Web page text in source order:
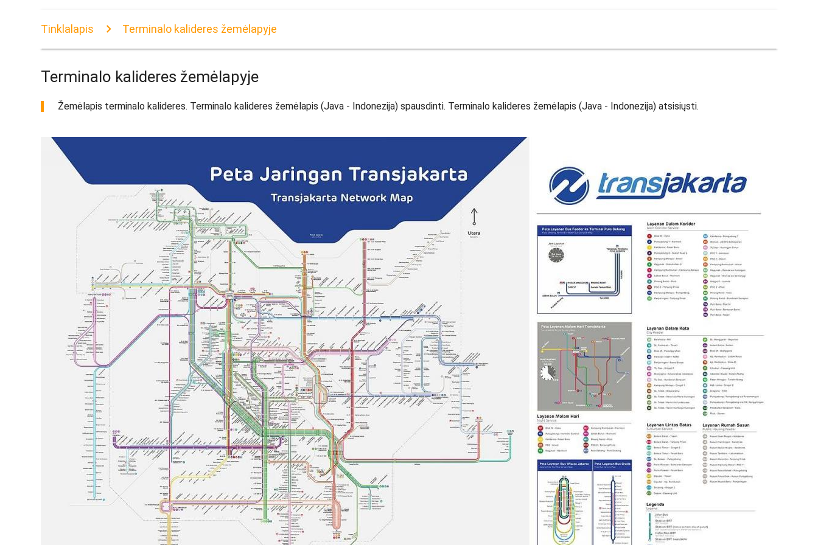
Tinklalapis Terminalo kalideres žemėlapyje
Terminalo kalideres žemėlapyje
Žemėlapis terminalo kalideres. Terminalo kalideres žemėlapis (Java - Indonezija) spausdinti. Terminalo kalideres žemėlapis (Java - Indonezija) atsisiųsti.